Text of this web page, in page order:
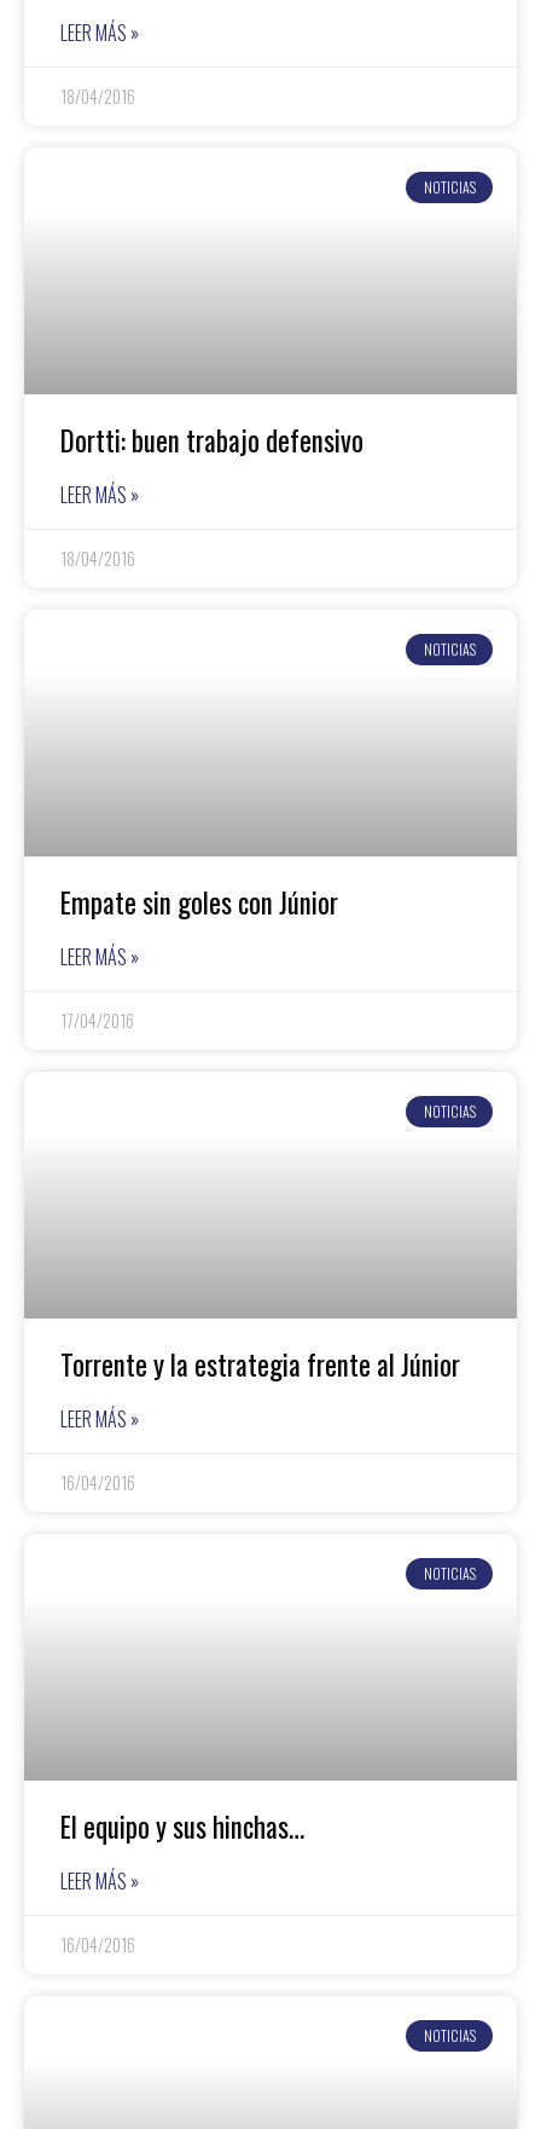
LEER MÁS »
18/04/2016
NOTICIAS
Dortti: buen trabajo defensivo
LEER MÁS »
18/04/2016
NOTICIAS
Empate sin goles con Júnior
LEER MÁS »
17/04/2016
NOTICIAS
Torrente y la estrategia frente al Júnior
LEER MÁS »
16/04/2016
NOTICIAS
El equipo y sus hinchas…
LEER MÁS »
16/04/2016
NOTICIAS